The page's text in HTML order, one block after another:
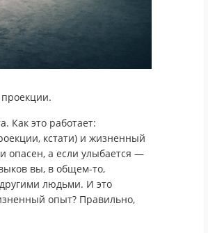
Как это работает:
кстати) и жизненный
опасен, а если улыбается —
вы, в общем-то,
людьми. И это
опыт? Правильно,